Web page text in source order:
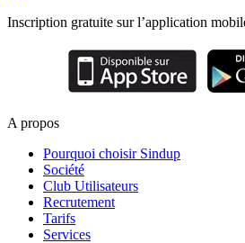
Inscription gratuite sur l’application
A propos
Pourquoi choisir Sindup
Société
Club Utilisateurs
Recrutement
Tarifs
Services